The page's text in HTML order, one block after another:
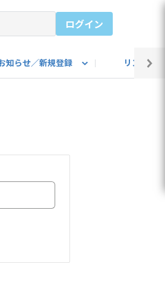
ログイン
知らせ／新規登録 リンク集